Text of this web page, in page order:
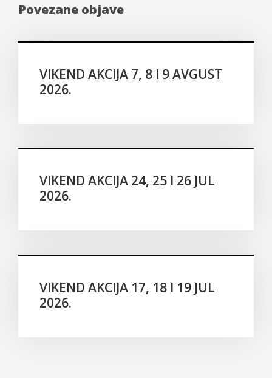
Povezane objave
VIKEND AKCIJA 7, 8 I 9 AVGUST
2026.
VIKEND AKCIJA 24, 25 I 26 JUL
2026.
VIKEND AKCIJA 17, 18 I 19 JUL
2026.